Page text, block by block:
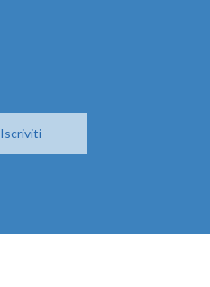
Iscriviti